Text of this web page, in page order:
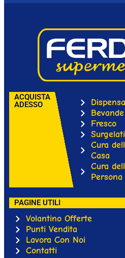
PAGINE UTILI
Volantino Offerte
Punti Vendita
Lavora Con Noi
Contatti
ACQUISTA
ADESSO
Dispensa
Bevande
Fresco
Surgelati
Cura
Casa
Cura
Persona